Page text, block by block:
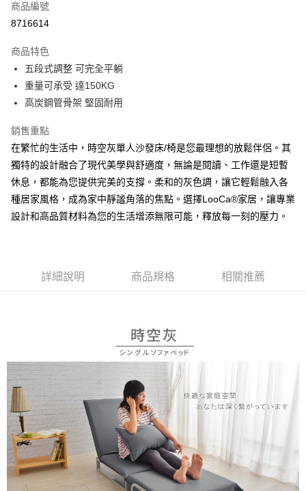
信用卡分期付款
合作金庫商業銀行
華南商業銀行
上海商業儲蓄銀行
國泰世華商業銀行
匯豐（台灣）商業銀行
聯邦商業銀行
遠東國際商業銀行
元大商業銀行
永豐商業銀行
台新國際商業銀行
中國信託商業銀行
台灣樂天信用卡公司
LINE Pay
Apple Pay
悠遊付
Google Pay
ATM付款
運送方式
商品編號
8716614
商品特色
五段式調整 可完全平躺
重量可承受 達150KG
高炭鋼管骨架 堅固耐用
銷售重點
在繁忙的生活中，時空灰單人沙發床/椅是您最理想的放鬆伴侶。其
獨特的設計融合了現代美學與舒適度，無論是閱讀、工作還是短暫
休息，都能為您提供完美的支撐。柔和的灰色調，讓它輕鬆融入各
種居家風格，成為家中靜謐角落的焦點。選擇LooCa®家居，讓專業
設計和高品質材料為您的生活增添無限可能，釋放每一刻的壓力。
詳細說明 商品規格 相關推薦